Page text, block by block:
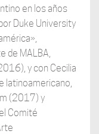
en los años
Duke University
de MALBA,
y con Cecilia
latinoamericano,
(2017) y
Comité